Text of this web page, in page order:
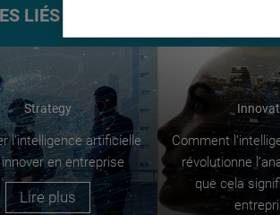
LIÉS
Strategy
l’intelligence artificielle
en entreprise
Lire plus
Comment
révolutionne
que cela